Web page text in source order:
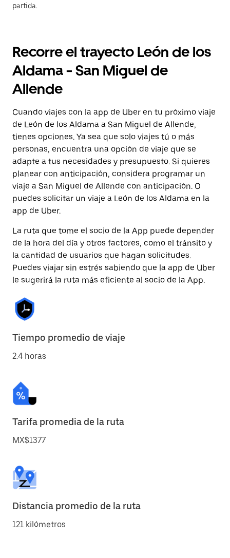
partida.
Recorre el trayecto León de los
Aldama - San Miguel de
Allende
Cuando viajes con la app de Uber en tu próximo viaje
de León de los Aldama a San Miguel de Allende,
tienes opciones. Ya sea que solo viajes tú o más
personas, encuentra una opción de viaje que se
adapte a tus necesidades y presupuesto. Si quieres
planear con anticipación, considera programar un
viaje a San Miguel de Allende con anticipación. O
puedes solicitar un viaje a León de los Aldama en la
app de Uber.
La ruta que tome el socio de la App puede depender
de la hora del día y otros factores, como el tránsito y
la cantidad de usuarios que hagan solicitudes.
Puedes viajar sin estrés sabiendo que la app de Uber
le sugerirá la ruta más eficiente al socio de la App.
Tiempo promedio de viaje
2.4 horas
Tarifa promedia de la ruta
MX$1377
Distancia promedio de la ruta
121 kilómetros